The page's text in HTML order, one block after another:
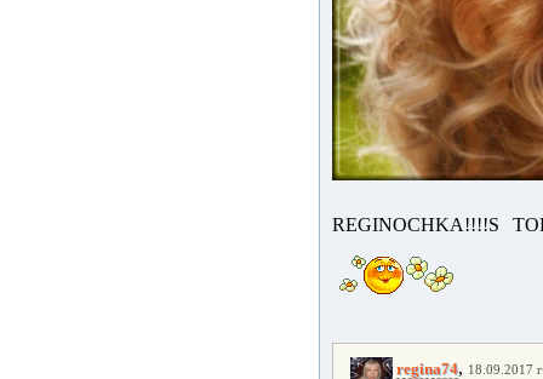
REGINOCHKA!!!!S
regina74, 18.09.2017